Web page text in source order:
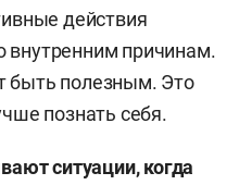
действия
внутренним причинам.
быть полезным. Это
познать себя.
ситуации, когда